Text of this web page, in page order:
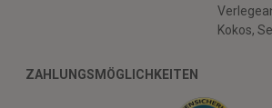
Kokos,
ZAHLUNGSMÖGLICHKEITEN